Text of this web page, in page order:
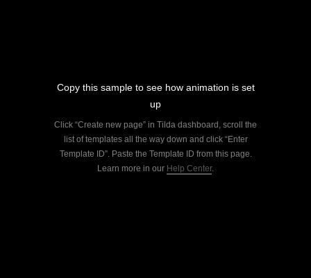
Copy this sample to see how animation is set
up
Click “Create new page” in Tilda dashboard, scroll the
list of templates all the way down and click “Enter
Template ID”. Paste the Template ID from this page.
Learn more in our Help Center.